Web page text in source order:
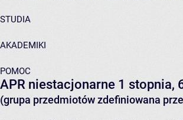
STUDIA
AKADEMIKI
POMOC
APR niestacjonarne 1 stopnia,
(grupa przedmiotów zdefiniowana